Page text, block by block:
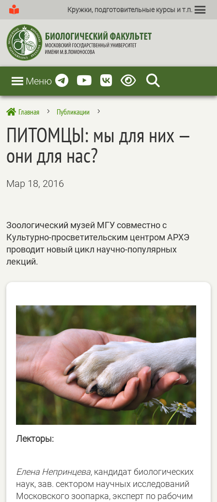
Кружки, подготовительные курсы и т.п.
Меню
 Главная 5 Публикации 5
ПИТОМЦЫ: мы для них —
они для нас?
Мар 18, 2016
Зоологический музей МГУ совместно с
Культурно-просветительским центром АРХЭ
проводит новый цикл научно-популярных
лекций.
Лекторы:
Елена Непринцева, кандидат биологических
наук, зав. сектором научных исследований
Московского зоопарка, эксперт по рабочим